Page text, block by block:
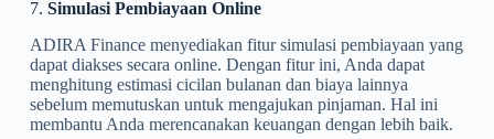
7. Simulasi Pembiayaan Online
ADIRA Finance menyediakan fitur simulasi pembiayaan yang
dapat diakses secara online. Dengan fitur ini, Anda dapat
menghitung estimasi cicilan bulanan dan biaya lainnya
sebelum memutuskan untuk mengajukan pinjaman. Hal ini
membantu Anda merencanakan keuangan dengan lebih baik.